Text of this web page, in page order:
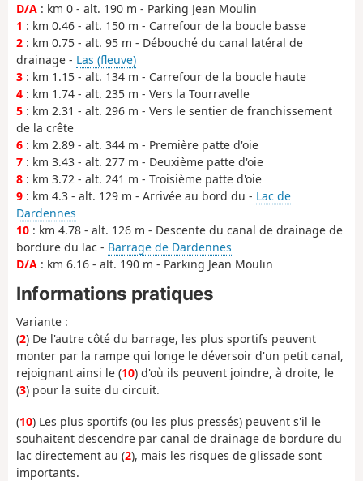
D/A : km 0 - alt. 190 m - Parking Jean Moulin
1 : km 0.46 - alt. 150 m - Carrefour de la boucle basse
2 : km 0.75 - alt. 95 m - Débouché du canal latéral de
drainage - Las (fleuve)
3 : km 1.15 - alt. 134 m - Carrefour de la boucle haute
4 : km 1.74 - alt. 235 m - Vers la Tourravelle
5 : km 2.31 - alt. 296 m - Vers le sentier de franchissement
de la crête
6 : km 2.89 - alt. 344 m - Première patte d'oie
7 : km 3.43 - alt. 277 m - Deuxième patte d'oie
8 : km 3.72 - alt. 241 m - Troisième patte d'oie
9 : km 4.3 - alt. 129 m - Arrivée au bord du - Lac de
Dardennes
10 : km 4.78 - alt. 126 m - Descente du canal de drainage de
bordure du lac - Barrage de Dardennes
D/A : km 6.16 - alt. 190 m - Parking Jean Moulin
Informations pratiques
Variante :
(2) De l'autre côté du barrage, les plus sportifs peuvent
monter par la rampe qui longe le déversoir d'un petit canal,
rejoignant ainsi le (10) d'où ils peuvent joindre, à droite, le
(3) pour la suite du circuit.
(10) Les plus sportifs (ou les plus pressés) peuvent s'il le
souhaitent descendre par canal de drainage de bordure du
lac directement au (2), mais les risques de glissade sont
importants.